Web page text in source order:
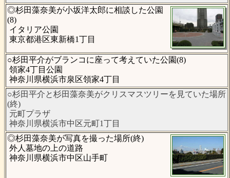
◎杉田藻奈美が小坂洋太郎に相談した公園
(8)
イタリア公園
東京都港区東新橋1丁目
○杉田平介がブランコに座って考えていた公園(8)
領家4丁目公園
神奈川県横浜市泉区領家4丁目
○杉田平介と杉田藻奈美がクリスマスツリーを見ていた場所
(終)
元町プラザ
神奈川県横浜市中区元町1丁目
◎杉田藻奈美が写真を撮った場所(終)
外人墓地の上の道路
神奈川県横浜市中区山手町